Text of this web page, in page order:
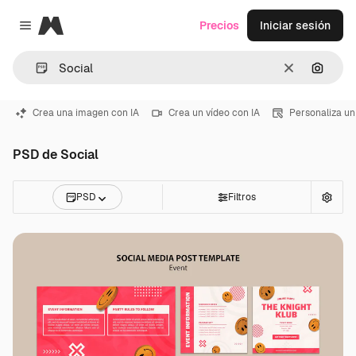
Close menu
Magnific
Borrar
Precios Iniciar sesión
Crea una imagen con IA Crea un vídeo con IA Personaliza
PSD de Social
PSD Filtros